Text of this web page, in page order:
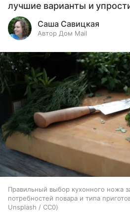
лучшие варианты и
Саша Савицкая
Автор Дом Mail
Правильный выбор кухонного ножа
потребностей повара и типа
Unsplash / CC0